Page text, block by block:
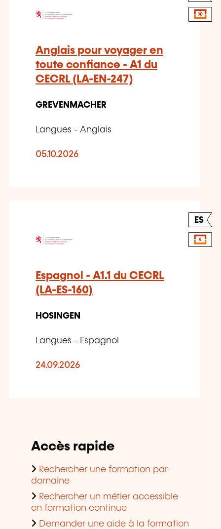
Anglais pour voyager en
toute confiance - A1 du
CECRL (LA-EN-247)
GREVENMACHER
Langues - Anglais
05.10.2026
ES
Espagnol - A1.1 du CECRL
(LA-ES-160)
HOSINGEN
Langues - Espagnol
24.09.2026
Accès rapide
Rechercher une formation par
domaine
Rechercher un métier accessible
en formation continue
Demander une aide à la formation